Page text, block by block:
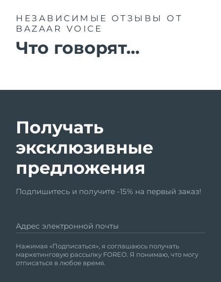
НЕЗАВИСИМЫЕ ОТЗЫВЫ
ОТ
BAZAAR VOICE
Что говорят...
Получать
эксклюзивные
предложения
Подпишитесь и получите -15% на первый заказ!
Адрес электронной почты
Нажимая «Подписаться», я соглашаюсь получать
маркетинговую рассылку FOREO. Я понимаю, что могу
отписаться в любое время.